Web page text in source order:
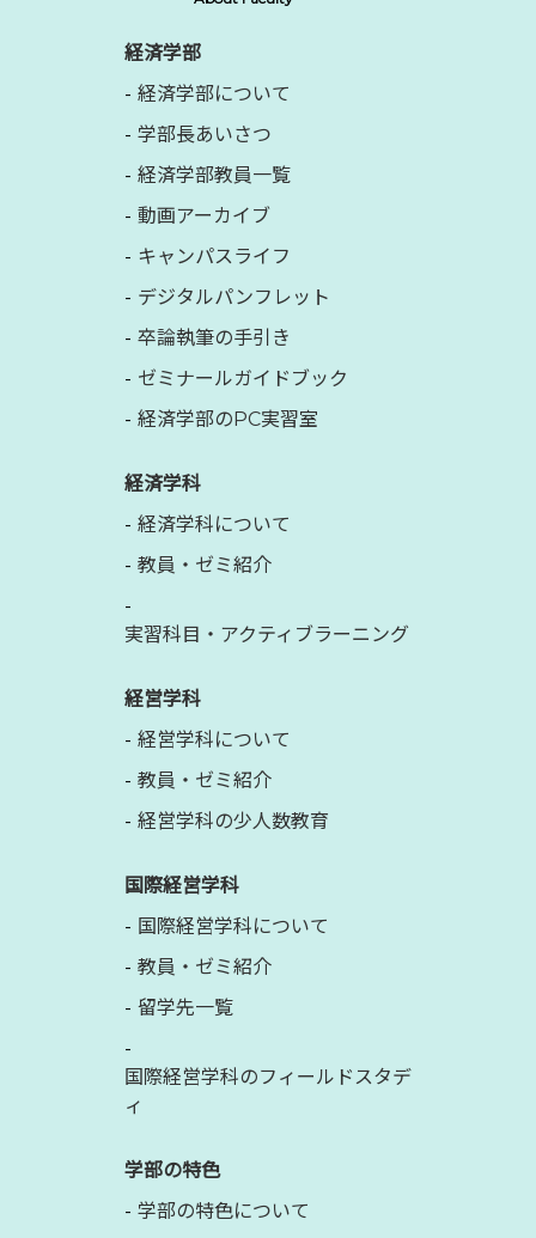
経済学部
経済学部について
学部長あいさつ
経済学部教員一覧
動画アーカイブ
キャンパスライフ
デジタルパンフレット
卒論執筆の手引き
ゼミナールガイドブック
経済学部のPC実習室
経済学科
経済学科について
教員・ゼミ紹介
実習科目・アクティブラーニング
経営学科
経営学科について
教員・ゼミ紹介
経営学科の少人数教育
国際経営学科
国際経営学科について
教員・ゼミ紹介
留学先一覧
国際経営学科のフィールドスタデ
ィ
学部の特色
学部の特色について